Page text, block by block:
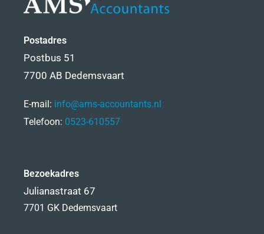
Postadres
Postbus 51
7700 AB Dedemsvaart
E-mail: info@ams-accountants.nl
Telefoon: 0523-610557
Bezoekadres
Julianastraat 67
7701 GK Dedemsvaart